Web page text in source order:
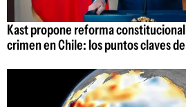
Kast propone reforma
crimen en Chile: los puntos claves